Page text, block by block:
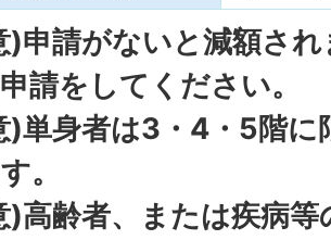
)申請がないと減額さ
請をしてください。
)単身者は3・4・5階に
。
)高齢者、または疾病